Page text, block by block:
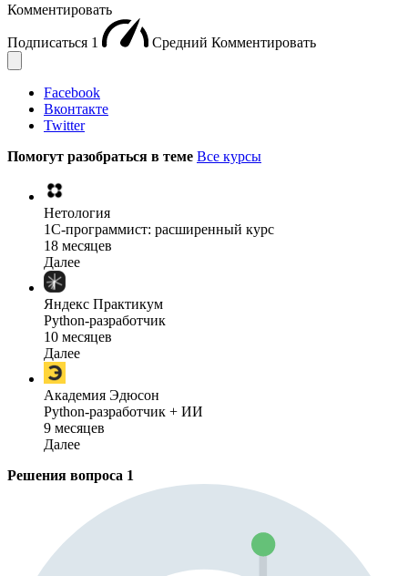
Комментировать
Подписаться 1 Средний Комментировать
Facebook
Вконтакте
Twitter
Помогут разобраться в теме Все курсы
Нетология
1C-программист: расширенный курс
18 месяцев
Далее
Яндекс Практикум
Python-разработчик
10 месяцев
Далее
Академия Эдюсон
Python-разработчик + ИИ
9 месяцев
Далее
Решения вопроса 1